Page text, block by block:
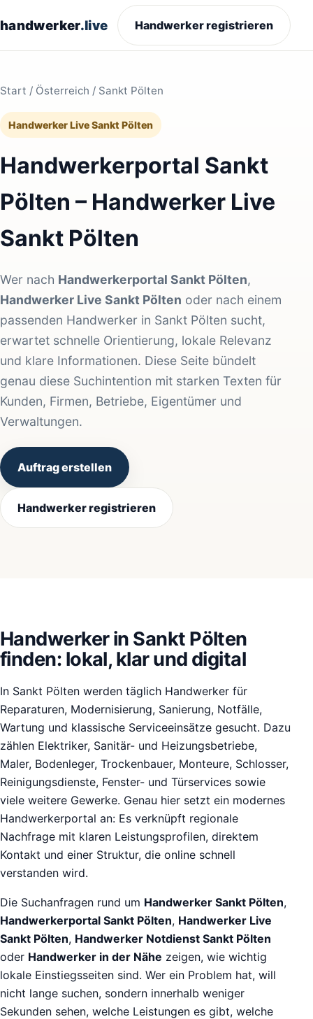
handwerker.live Handwerker registrieren
Start / Österreich / Sankt Pölten
Handwerker Live Sankt Pölten
Handwerkerportal Sankt
Pölten – Handwerker Live
Sankt Pölten
Wer nach Handwerkerportal Sankt Pölten,
Handwerker Live Sankt Pölten oder nach einem
passenden Handwerker in Sankt Pölten sucht,
erwartet schnelle Orientierung, lokale Relevanz
und klare Informationen. Diese Seite bündelt
genau diese Suchintention mit starken Texten für
Kunden, Firmen, Betriebe, Eigentümer und
Verwaltungen.
Auftrag erstellen
Handwerker registrieren
Handwerker in Sankt Pölten
finden: lokal, klar und digital
In Sankt Pölten werden täglich Handwerker für
Reparaturen, Modernisierung, Sanierung, Notfälle,
Wartung und klassische Serviceeinsätze gesucht. Dazu
zählen Elektriker, Sanitär- und Heizungsbetriebe,
Maler, Bodenleger, Trockenbauer, Monteure, Schlosser,
Reinigungsdienste, Fenster- und Türservices sowie
viele weitere Gewerke. Genau hier setzt ein modernes
Handwerkerportal an: Es verknüpft regionale
Nachfrage mit klaren Leistungsprofilen, direktem
Kontakt und einer Struktur, die online schnell
verstanden wird.
Die Suchanfragen rund um Handwerker Sankt Pölten,
Handwerkerportal Sankt Pölten, Handwerker Live
Sankt Pölten, Handwerker Notdienst Sankt Pölten
oder Handwerker in der Nähe zeigen, wie wichtig
lokale Einstiegsseiten sind. Wer ein Problem hat, will
nicht lange suchen, sondern innerhalb weniger
Sekunden sehen, welche Leistungen es gibt, welche